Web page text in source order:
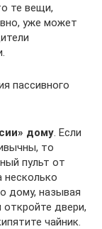
те вещи,
уже может
пассивного
дому. Если
то
пульт от
несколько
дому, называя
двери,
чайник.